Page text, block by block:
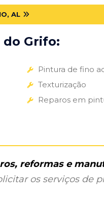
AL
do Grifo:
Pintura de fino
Texturização
Reparos em
reformas e
os serviços de